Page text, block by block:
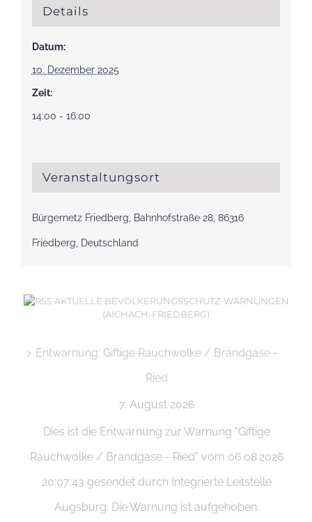
Details
Datum:
10. Dezember 2025
Zeit:
14:00 - 16:00
Veranstaltungsort
Bürgernetz Friedberg, Bahnhofstraße 28, 86316
Friedberg, Deutschland
AKTUELLE BEVÖLKERUNGSSCHUTZ-WARNUNGEN
(AICHACH-FRIEDBERG)
Entwarnung: Giftige Rauchwolke / Brandgase -
Ried
7. August 2026
Dies ist die Entwarnung zur Warnung "Giftige
Rauchwolke / Brandgase - Ried" vom 06.08.2026
20:07:43 gesendet durch Integrierte Leitstelle
Augsburg. Die Warnung ist aufgehoben.